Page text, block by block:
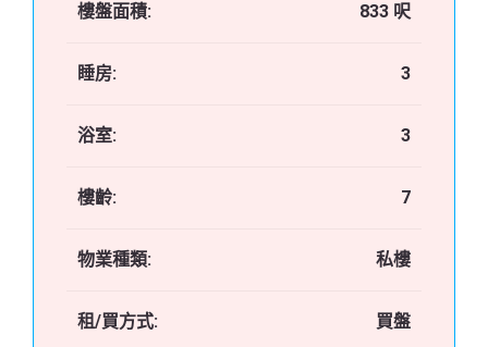
樓盤面積: 833 呎
睡房: 3
浴室: 3
樓齡: 7
物業種類: 私樓
租/買方式: 買盤